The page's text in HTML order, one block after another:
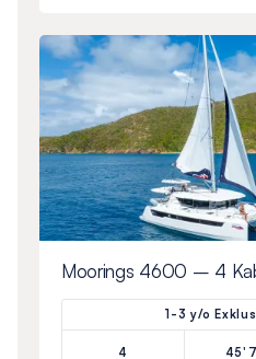
Moorings 4600 – 4
1-3 y/o
4